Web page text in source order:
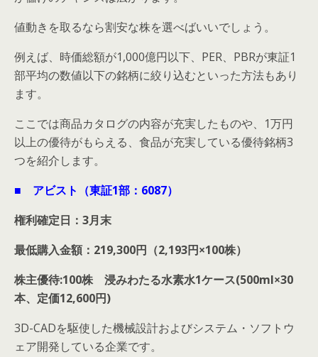
値動きを取るなら割安な株を選べばいいでしょう。
例えば、時価総額が1,000億円以下、PER、PBRが東証1
部平均の数値以下の銘柄に絞り込むといった方法もあり
ます。
ここでは商品カタログの内容が充実したものや、1万円
以上の優待がもらえる、食品が充実している優待銘柄3
つを紹介します。
■ アビスト（東証1部：6087）
権利確定日：3月末
最低購入金額：219,300円（2,193円×100株）
株主優待:100株 浸みわたる水素水1ケース(500ml×30
本、定価12,600円)
3D-CADを駆使した機械設計およびシステム・ソフトウ
ェア開発している企業です。